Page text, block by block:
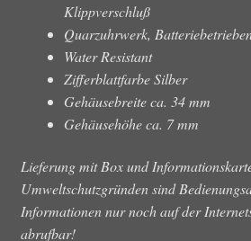
Klippverschluß
Quarzuhrwerk,
Water Resistant
Zifferblattfarbe Silber
Gehäusebreite ca. 34 mm
Gehäusehöhe ca. 7 mm
Lieferung mit Box und
Umweltschutzgründen sind
Informationen nur noch auf der
abrufbar!